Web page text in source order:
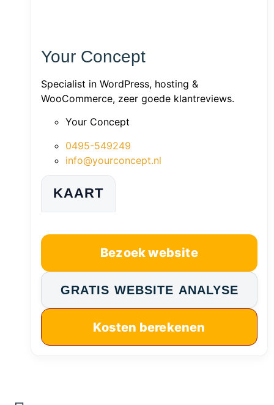
Your Concept
Specialist in WordPress, hosting &
WooCommerce, zeer goede klantreviews.
Your Concept
0495-549249
info@yourconcept.nl
KAART
Bezoek website
GRATIS WEBSITE ANALYSE
Kosten berekenen